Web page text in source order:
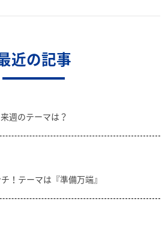
近の記事
週のテーマは？
！テーマは『準備万端』